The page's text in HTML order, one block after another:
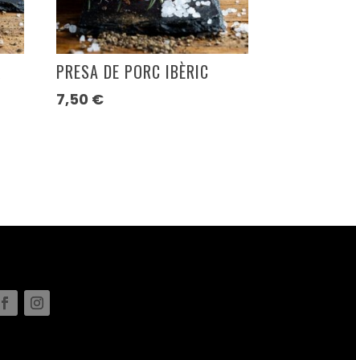
PRESA DE PORC IBÈRIC
7,50 €